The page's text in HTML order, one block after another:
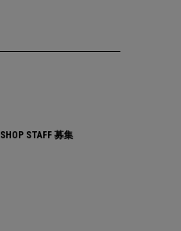
SHOP STAFF 募集